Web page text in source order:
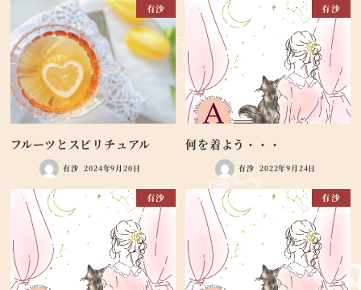
有沙
フルーツとスピリチュアル
有沙 2024年9月20日
有沙
何を着よう・・・
有沙 2022年9月24日
有沙 有沙